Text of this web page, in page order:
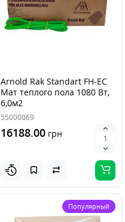
Arnold Rak Standart FH-ЕС
Мат теплого пола 1080 Вт,
6,0м2
55000069
16188.00 грн
Популярный